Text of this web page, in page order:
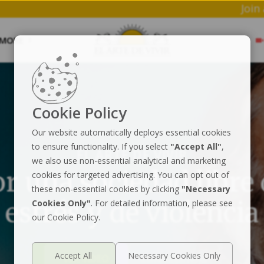
EL ARTE DE VIVIR
una sociedad libre
estrés y de violencia
VER VIDEO CONOCER MÁS
Cookie Policy
Our website automatically deploys essential cookies
to ensure functionality. If you select "Accept All",
we also use non-essential analytical and marketing
cookies for targeted advertising. You can opt out of
these non-essential cookies by clicking "Necessary
Cookies Only". For detailed information, please see
our Cookie Policy.